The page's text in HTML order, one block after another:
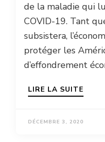
de la maladie qui
COVID-19. Tant
subsistera,
protéger les
d’effondrement
LIRE LA SUITE
DÉCEMBRE 3, 2020